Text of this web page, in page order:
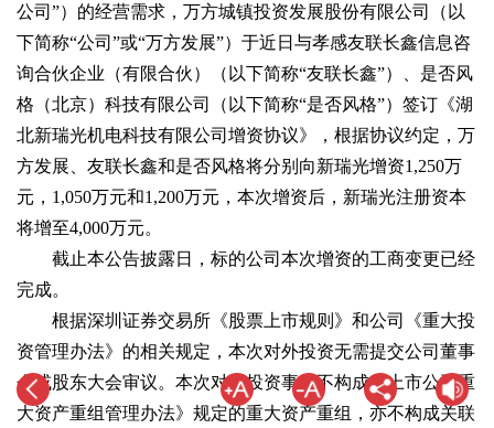
公司”）的经营需求，万方城镇投资发展股份有限公司（以
下简称“公司”或“万方发展”）于近日与孝感友联长鑫信息咨
询合伙企业（有限合伙）（以下简称“友联长鑫”）、是否风
格（北京）科技有限公司（以下简称“是否风格”）签订《湖
北新瑞光机电科技有限公司增资协议》，根据协议约定，万
方发展、友联长鑫和是否风格将分别向新瑞光增资1,250万
元，1,050万元和1,200万元，本次增资后，新瑞光注册资本
将增至4,000万元。
截止本公告披露日，标的公司本次增资的工商变更已经
完成。
根据深圳证券交易所《股票上市规则》和公司《重大投
资管理办法》的相关规定，本次对外投资无需提交公司董事
会或股东大会审议。本次对外投资事项不构成《上市公司重
大资产重组管理办法》规定的重大资产重组，亦不构成关联